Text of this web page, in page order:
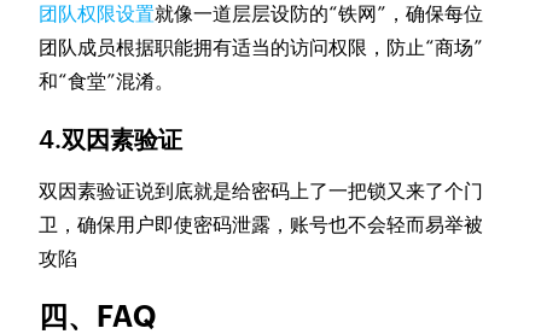
团队权限设置就像一道层层设防的“铁网”，确保每位
团队成员根据职能拥有适当的访问权限，防止“商场”
和“食堂”混淆。
4.双因素验证
双因素验证说到底就是给密码上了一把锁又来了个门
卫，确保用户即使密码泄露，账号也不会轻而易举被
攻陷
四、FAQ